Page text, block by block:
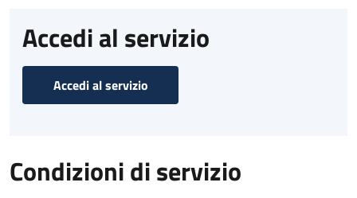
Accedi al servizio
Accedi al servizio
Condizioni di servizio